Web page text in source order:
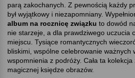
parą zakochanych. Z pewnością każdy
był wyjątkowy i niezapomniany.
album na rocznicę związku to dowód
nie starzeje, a dla prawdziwego uczucia
miejscu. Tysiące romantycznych
bliskimi, wspólne celebrowanie ważnych
wspomnienia z podróży. Cała ta
magicznej księdze obrazów.